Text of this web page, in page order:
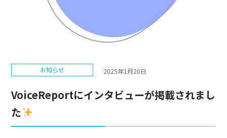
お知らせ 2025年1月20日
VoiceReportにインタビューが掲載されまし
た